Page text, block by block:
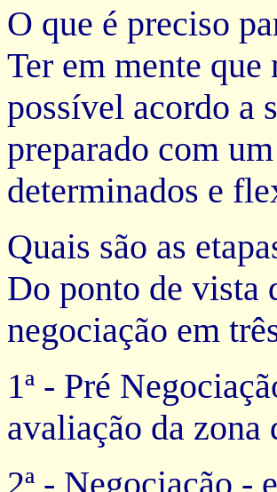
O que é preciso
Ter em mente que
possível acordo a
preparado com
determinados e
Quais são as
Do ponto de vista
negociação em
1ª - Pré
avaliação da zona
2ª - Negociação -